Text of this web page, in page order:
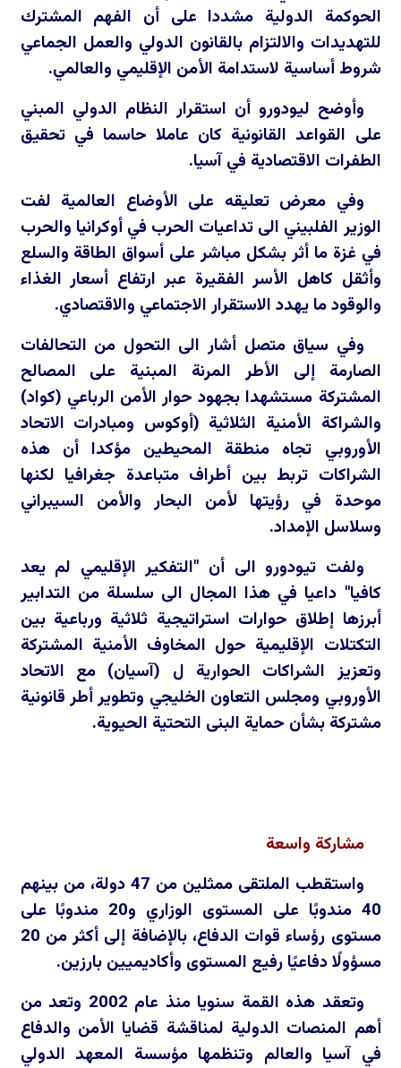
الحوكمة الدولية مشددا على أن الفهم المشترك
للتهديدات والالتزام بالقانون الدولي والعمل الجماعي
شروط أساسية لاستدامة الأمن الإقليمي والعالمي.
وأوضح ليودورو أن استقرار النظام الدولي المبني
على القواعد القانونية كان عاملا حاسما في تحقيق
الطفرات الاقتصادية في آسيا.
وفي معرض تعليقه على الأوضاع العالمية لفت
الوزير الفلبيني الى تداعيات الحرب في أوكرانيا والحرب
في غزة ما أثر بشكل مباشر على أسواق الطاقة والسلع
وأثقل كاهل الأسر الفقيرة عبر ارتفاع أسعار الغذاء
والوقود ما يهدد الاستقرار الاجتماعي والاقتصادي.
وفي سياق متصل أشار الى التحول من التحالفات
الصارمة إلى الأطر المرنة المبنية على المصالح
المشتركة مستشهدا بجهود حوار الأمن الرباعي (كواد)
والشراكة الأمنية الثلاثية (أوكوس ومبادرات الاتحاد
الأوروبي تجاه منطقة المحيطين مؤكدا أن هذه
الشراكات تربط بين أطراف متباعدة جغرافيا لكنها
موحدة في رؤيتها لأمن البحار والأمن السيبراني
وسلاسل الإمداد.
ولفت تيودورو الى أن "التفكير الإقليمي لم يعد
كافيا" داعيا في هذا المجال الى سلسلة من التدابير
أبرزها إطلاق حوارات استراتيجية ثلاثية ورباعية بين
التكتلات الإقليمية حول المخاوف الأمنية المشتركة
وتعزيز الشراكات الحوارية ل (آسيان) مع الاتحاد
الأوروبي ومجلس التعاون الخليجي وتطوير أطر قانونية
مشتركة بشأن حماية البنى التحتية الحيوية.
مشاركة واسعة
واستقطب الملتقى ممثلين من 47 دولة، من بينهم
40 مندوبًا على المستوى الوزاري و20 مندوبًا على
مستوى رؤساء قوات الدفاع، بالإضافة إلى أكثر من 20
مسؤولًا دفاعيًا رفيع المستوى وأكاديميين بارزين.
وتعقد هذه القمة سنويا منذ عام 2002 وتعد من
أهم المنصات الدولية لمناقشة قضايا الأمن والدفاع
في آسيا والعالم وتنظمها مؤسسة المعهد الدولي